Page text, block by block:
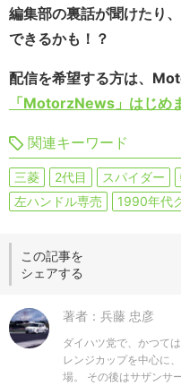
編集部の裏話が聞けたり
できるかも！？
配信を希望する方は、
「MotorzNews」はじめ
関連キーワード
三菱 2代目 スパイダー
左ハンドル専売
1990年代
この記事を
シェアする
著者：兵藤 忠彦
ダイハツ党で、かつて
レンジカップを中心に
場。 その後はサザンサ